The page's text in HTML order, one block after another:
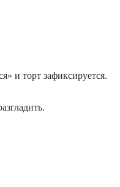
и торт зафиксируется.